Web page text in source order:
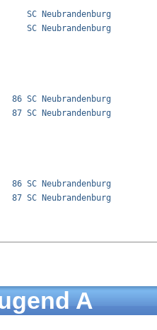
SC
SC
86 SC Neubrandenburg
87 SC Neubrandenburg
86 SC Neubrandenburg
87 SC Neubrandenburg
A